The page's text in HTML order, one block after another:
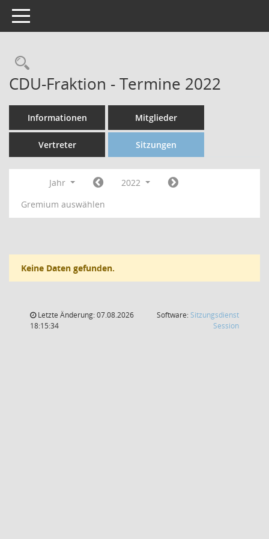
Toggle navigation
CDU-Fraktion - Termine 2022
Informationen Mitglieder
Vertreter Sitzungen
Jahr
2022
Gremium auswählen
Keine Daten gefunden.
Letzte Änderung: 07.08.2026
18:15:34
Software: Sitzungsdienst
Session(Wird in